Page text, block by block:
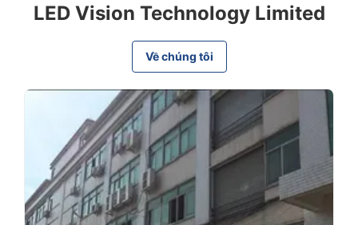
LED Vision Technology Limited
Về chúng tôi